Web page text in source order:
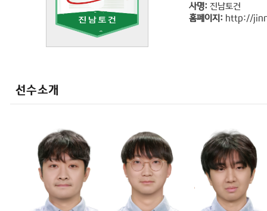
사명: 진남토건
홈페이지: http://
선수소개